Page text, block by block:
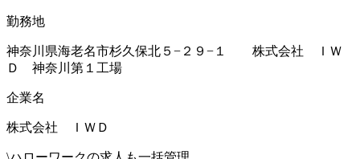
勤務地
神奈川県海老名市杉久保北５−２９−１ 株式会社 ＩＷ
Ｄ 神奈川第１工場
企業名
株式会社 ＩＷＤ